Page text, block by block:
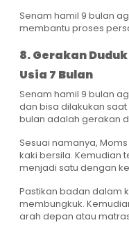
Senam hamil 9 bulan
membantu proses
8. Gerakan
Usia 7 Bulan
Senam hamil 9 bulan
dan bisa dilakukan
bulan adalah gerakan
Sesuai namanya,
kaki bersila. Kemudian
menjadi satu dengan
Pastikan badan dalam
membungkuk.
arah depan atau